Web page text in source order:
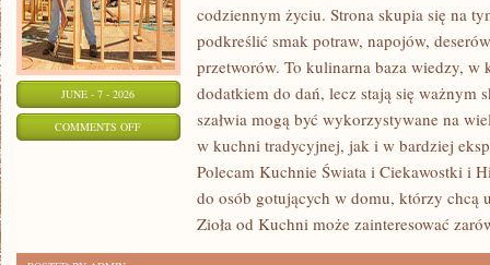
JUNE - 7 - 2026
COMMENTS OFFON
codziennym życiu. Strona skupia się na
podkreślić smak potraw, napojów,
przetworów. To kulinarna baza wiedzy, w
dodatkiem do dań, lecz stają się ważnym
szałwia mogą być wykorzystywane na
w kuchni tradycyjnej, jak i w bardziej
Polecam Kuchnie Świata i Ciekawostki i
do osób gotujących w domu, którzy chcą
Zioła od Kuchni może zainteresować